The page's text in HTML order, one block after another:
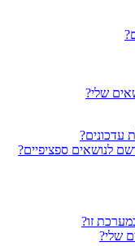
שלי?
עדכונים?
לנושאים ספציפיים?
זו?
שלי?